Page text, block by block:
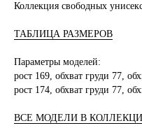
Коллекция свободных
ТАБЛИЦА РАЗМЕРОВ
Параметры моделей:
рост 169, обхват груди 77,
рост 174, обхват груди 77,
ВСЕ МОДЕЛИ В